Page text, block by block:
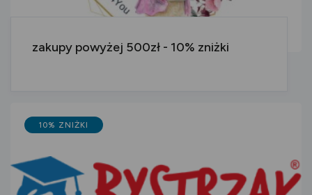
zakupy powyżej 500zł - 10% zniżki
10% ZNIŻKI